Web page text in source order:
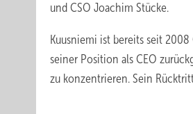
und CSO Joachim Stücke.
Kuusniemi ist bereits seit
seiner Position als CEO
zu konzentrieren. Sein